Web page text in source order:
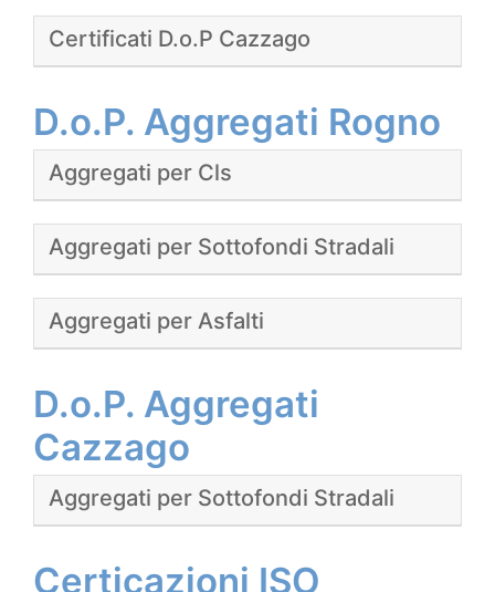
Certificati D.o.P Cazzago
D.o.P. Aggregati Rogno
Aggregati per Cls
Aggregati per Sottofondi Stradali
Aggregati per Asfalti
D.o.P. Aggregati
Cazzago
Aggregati per Sottofondi Stradali
Certicazioni ISO